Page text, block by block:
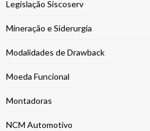
Legislação Siscoserv
Mineração e Siderurgia
Modalidades de Drawback
Moeda Funcional
Montadoras
NCM Automotivo